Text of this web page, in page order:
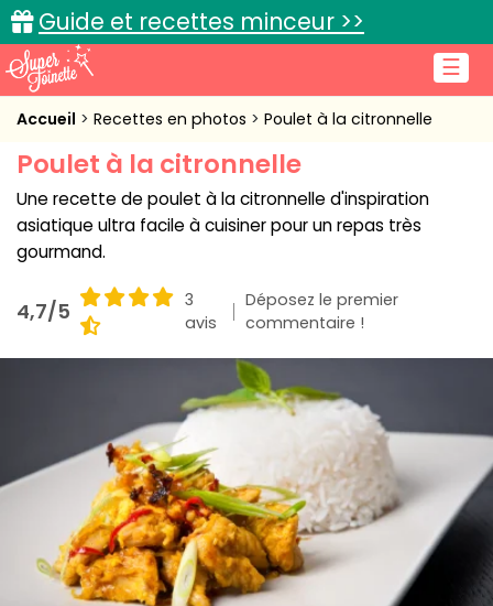
☰
Guide et recettes minceur >>
Accueil
Recettes de cuisine
Cuisine pratique
L'actu cuisine
Connexion
Accueil Recettes en photos Poulet à la citronnelle
Poulet à la citronnelle
Une recette de poulet à la citronnelle d'inspiration
asiatique ultra facile à cuisiner pour un repas très
gourmand.
4,7/5
3
avis
Déposez le premier
commentaire !